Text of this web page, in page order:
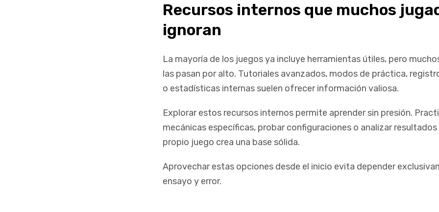
Recursos internos que muchos
ignoran
La mayoría de los juegos ya incluye herramientas útiles, pero
las pasan por alto. Tutoriales avanzados, modos de práctica,
o estadísticas internas suelen ofrecer información valiosa.
Explorar estos recursos internos permite aprender sin presión.
mecánicas específicas, probar configuraciones o analizar
propio juego crea una base sólida.
Aprovechar estas opciones desde el inicio evita depender
ensayo y error.